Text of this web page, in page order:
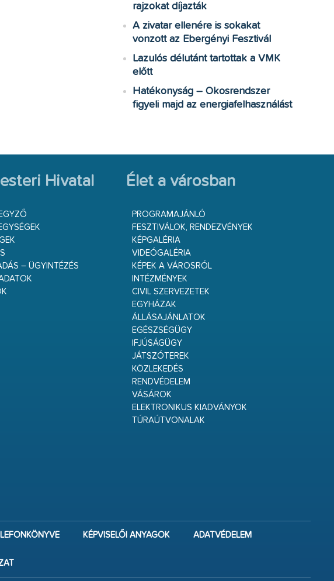
rajzokat díjazták
A zivatar ellenére is sokakat
vonzott az Ebergényi Fesztivál
Lazulós délutánt tartottak a VMK
előtt
Hatékonyság – Okosrendszer
figyeli majd az energiafelhasználást
Hivatal
– ÜGYINTÉZÉS
Élet a városban
PROGRAMAJÁNLÓ
FESZTIVÁLOK, RENDEZVÉNYEK
KÉPGALÉRIA
VIDEÓGALÉRIA
KÉPEK A VÁROSRÓL
INTÉZMÉNYEK
CIVIL SZERVEZETEK
EGYHÁZAK
ÁLLÁSAJÁNLATOK
EGÉSZSÉGÜGY
IFJÚSÁGÜGY
JÁTSZÓTEREK
KÖZLEKEDÉS
RENDVÉDELEM
VÁSÁROK
ELEKTRONIKUS KIADVÁNYOK
TÚRAÚTVONALAK
KÉPVISELŐI ANYAGOK ADATVÉDELEM